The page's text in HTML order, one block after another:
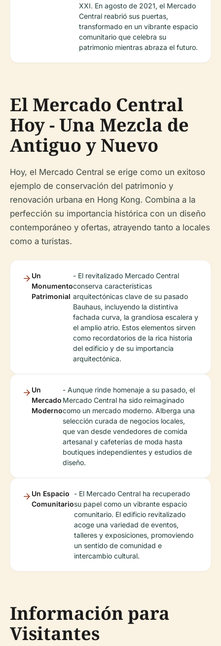
XXI. En agosto de 2021, el Mercado
Central reabrió sus puertas,
transformado en un vibrante espacio
comunitario que celebra su
patrimonio mientras abraza el futuro.
El Mercado Central
Hoy - Una Mezcla de
Antiguo y Nuevo
Hoy, el Mercado Central se erige como un exitoso
ejemplo de conservación del patrimonio y
renovación urbana en Hong Kong. Combina a la
perfección su importancia histórica con un diseño
contemporáneo y ofertas, atrayendo tanto a locales
como a turistas.
Un
Monumento
Patrimonial
- El revitalizado Mercado Central
conserva características
arquitectónicas clave de su pasado
Bauhaus, incluyendo la distintiva
fachada curva, la grandiosa escalera y
el amplio atrio. Estos elementos sirven
como recordatorios de la rica historia
del edificio y de su importancia
arquitectónica.
Un
Mercado
Moderno
- Aunque rinde homenaje a su pasado, el
Mercado Central ha sido reimaginado
como un mercado moderno. Alberga una
selección curada de negocios locales,
que van desde vendedores de comida
artesanal y cafeterías de moda hasta
boutiques independientes y estudios de
diseño.
Un Espacio
Comunitario
- El Mercado Central ha recuperado
su papel como un vibrante espacio
comunitario. El edificio revitalizado
acoge una variedad de eventos,
talleres y exposiciones, promoviendo
un sentido de comunidad e
intercambio cultural.
Información para
Visitantes